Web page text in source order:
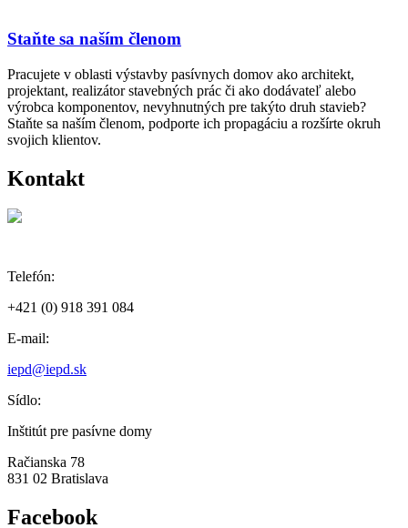
Staňte sa naším členom
Pracujete v oblasti výstavby pasívnych domov ako architekt,
projektant, realizátor stavebných prác či ako dodávateľ alebo
výrobca komponentov, nevyhnutných pre takýto druh stavieb?
Staňte sa naším členom, podporte ich propagáciu a rozšírte okruh
svojich klientov.
Kontakt
Telefón:
+421 (0) 918 391 084
E-mail:
iepd@iepd.sk
Sídlo:
Inštitút pre pasívne domy
Račianska 78
831 02 Bratislava
Facebook